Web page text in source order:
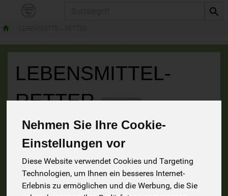
Nehmen Sie Ihre Cookie-
Einstellungen vor
Diese Website verwendet Cookies und Targeting
Technologien, um Ihnen ein besseres Internet-
Erlebnis zu ermöglichen und die Werbung, die Sie
LEBENSMITTEL-
RETTER 10 von 1225
Hersteller Ernährung Allergene